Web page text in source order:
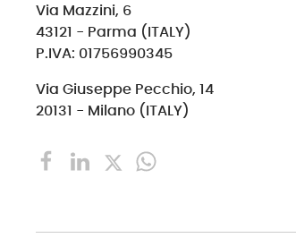
Via Mazzini, 6
43121 - Parma (ITALY)
P.IVA: 01756990345
Via Giuseppe Pecchio, 14
20131 - Milano (ITALY)